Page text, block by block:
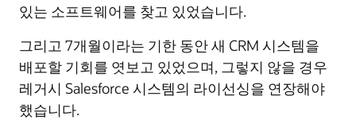
있는 소프트웨어를 찾고 있었습니다.
그리고 7개월이라는 기한 동안 새 CRM 시스템을
배포할 기회를 엿보고 있었으며, 그렇지 않을 경우
레거시 Salesforce 시스템의 라이선싱을 연장해야
했습니다.